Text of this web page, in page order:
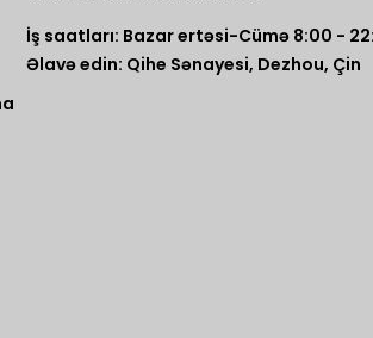
İş saatları: Bazar ertəsi-Cümə 8:00 -
Əlavə edin: Qihe Sənayesi, Dezhou, Çin